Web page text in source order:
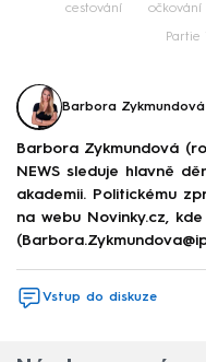
cestování očkování
Partie
Barbora Zykmundová
Barbora Zykmundová
NEWS sleduje hlavně
akademii. Politickému
na webu Novinky.cz,
Vstup do diskuze